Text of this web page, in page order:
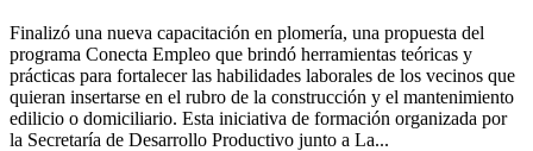
Finalizó una nueva capacitación en plomería, una propuesta del
programa Conecta Empleo que brindó herramientas teóricas y
prácticas para fortalecer las habilidades laborales de los vecinos que
quieran insertarse en el rubro de la construcción y el mantenimiento
edilicio o domiciliario. Esta iniciativa de formación organizada por
la Secretaría de Desarrollo Productivo junto a La...